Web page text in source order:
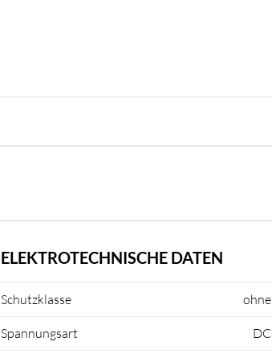
ELEKTROTECHNISCHE DATEN
Schutzklasse ohne
Spannungsart DC